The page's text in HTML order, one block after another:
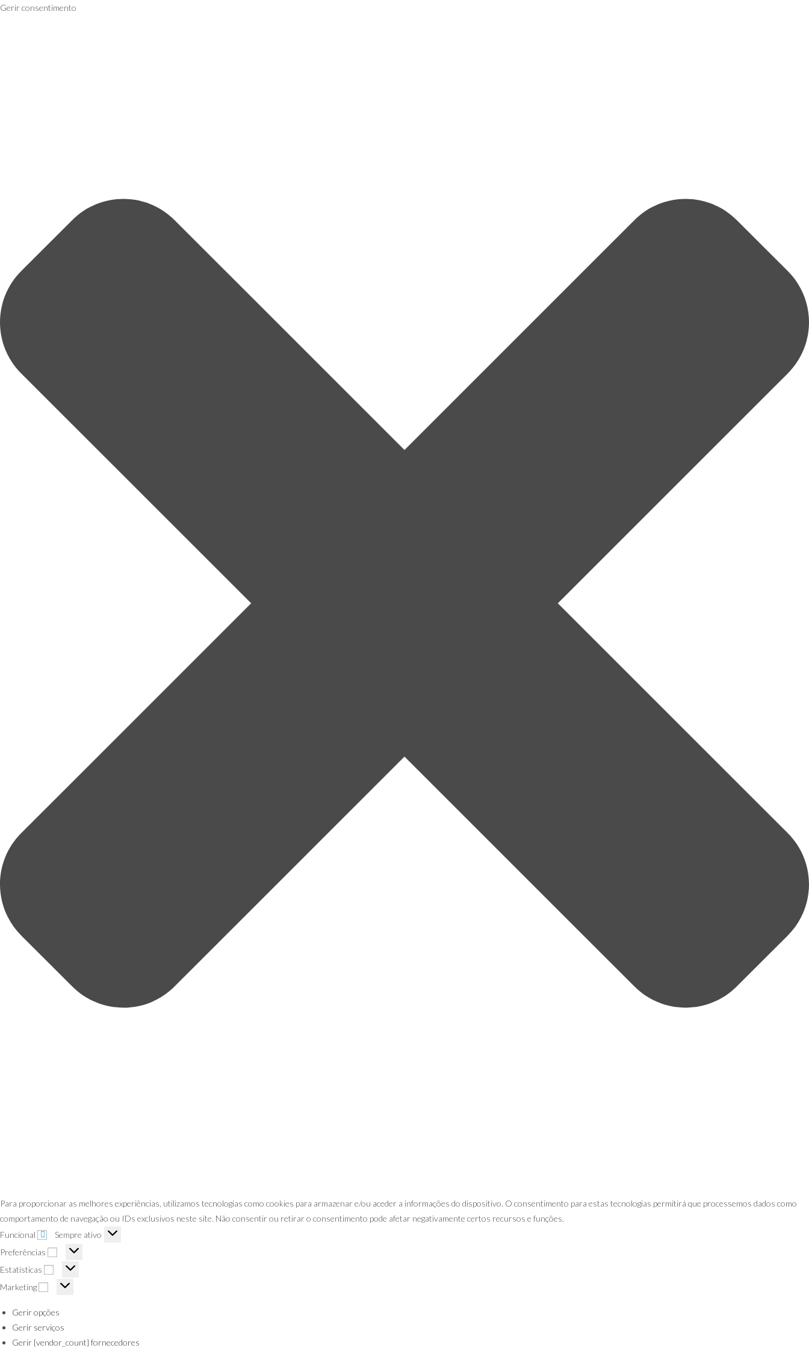
Gerir consentimento
Para proporcionar as melhores experiências, utilizamos tecnologias como cookies para armazenar e/ou aceder a informações do dispositivo. O consentimento para estas tecnologias permitirá que processemos dados como
comportamento de navegação ou IDs exclusivos neste site. Não consentir ou retirar o consentimento pode afetar negativamente certos recursos e funções.
Funcional
Sempre ativo
Preferências
Estatísticas
Marketing
Gerir opções
Gerir serviços
Gerir {vendor_count} fornecedores